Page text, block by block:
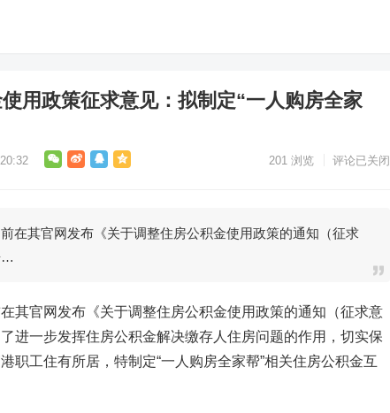
用政策征求意见：拟制定“一人购房全家
201 浏览 评论已关闭
其官网发布《关于调整住房公积金使用政策的通知（征求
…
官网发布《关于调整住房公积金使用政策的通知（征求意
进一步发挥住房公积金解决缴存人住房问题的作用，切实保
职工住有所居，特制定“一人购房全家帮”相关住房公积金互